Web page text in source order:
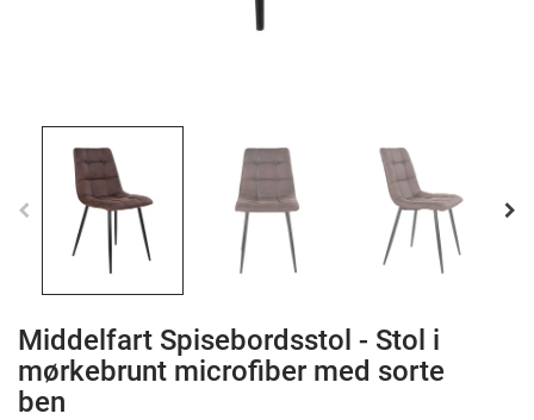
Middelfart Spisebordsstol - Stol i
mørkebrunt microfiber med sorte
ben